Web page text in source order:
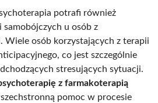
potrafi również
samobójczych u osób z
Wiele osób korzystających z terapii
co jest szczególnie
stresujących sytuacji.
z farmakoterapią
pomoc w procesie